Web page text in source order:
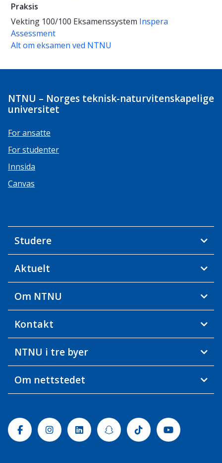
Praksis
Vekting 100/100 Eksamenssystem Inspera
Assessment
Alt om eksamen ved NTNU
NTNU – Norges teknisk-naturvitenskapelige
universitet
For ansatte
For studenter
Innsida
Canvas
Studere
Aktuelt
Om NTNU
Kontakt
NTNU i tre byer
Om nettstedet
FacebookInstagramLinkedinSnapchatTiktok Youtube